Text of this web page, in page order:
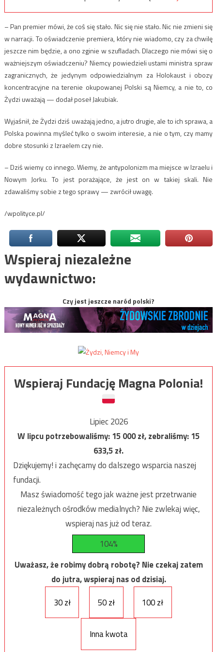
– Pan premier mówi, że coś się stało. Nic się nie stało. Nic nie zmieni się
w narracji. To oświadczenie premiera, który nie wiadomo, czy za chwilę
jeszcze nim będzie, a ono zginie w szufladach. Dlaczego nie mówi się o
ważniejszym oświadczeniu? Niemcy powiedzieli ustami ministra spraw
zagranicznych, że jedynym odpowiedzialnym za Holokaust i obozy
koncentracyjne na terenie okupowanej Polski są Niemcy, a nie to, co
Żydzi uważają — dodał poseł Jakubiak.
Wyjaśnił, że Żydzi dziś uważają jedno, a jutro drugie, ale to ich sprawa, a
Polska powinna myśleć tylko o swoim interesie, a nie o tym, czy mamy
dobre stosunki z Izraelem czy nie.
– Dziś wiemy co innego. Wiemy, że antypolonizm ma miejsce w Izraelu i
Nowym Jorku. To jest porażające, że jest on w takiej skali. Nie
zdawaliśmy sobie z tego sprawy — zwrócił uwagę.
/wpolityce.pl/
Wspieraj niezależne
wydawnictwo:
Czy jest jeszcze naród polski?
Wspieraj Fundację Magna Polonia!
Lipiec 2026
W lipcu potrzebowaliśmy:15 000zł, zebraliśmy:15
633,5zł.
Dziękujemy! i zachęcamy do dalszego wsparcia naszej
fundacji.
Masz świadomość tego jak ważne jest przetrwanie
niezależnych ośrodków medialnych? Nie zwlekaj więc,
wspieraj nas już od teraz.
104%
Uważasz, że robimy dobrą robotę? Nie czekaj zatem
do jutra, wspieraj nas od dzisiaj.
30 zł
50 zł 100 zł
Inna kwota